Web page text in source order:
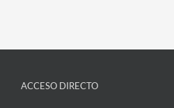
ACCESO DIRECTO